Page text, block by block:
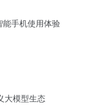
手机使用体验
大模型生态